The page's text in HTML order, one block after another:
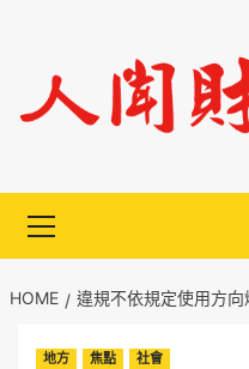
content
Menu
HOME 違規不依規定使用方
地方 焦點 社會